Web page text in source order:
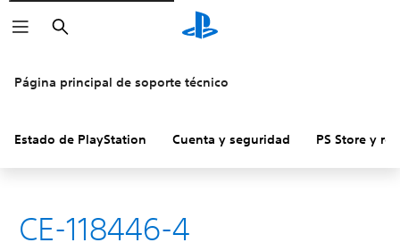
Buscar
Página principal de soporte técnico
Estado de PlayStation Cuenta y seguridad PS Store y
CE-118446-4